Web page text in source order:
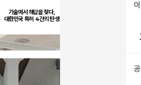
기술에서 해답을 찾다,
대한민국 특허 4건의 탄생